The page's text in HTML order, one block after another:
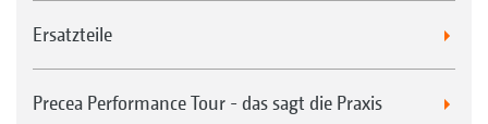
Ersatzteile
Precea Performance Tour - das sagt die Praxis